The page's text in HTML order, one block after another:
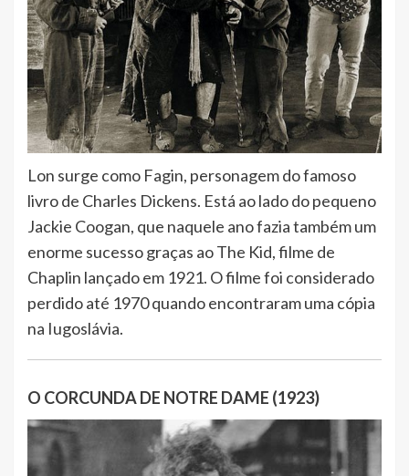
Lon surge como Fagin, personagem do famoso
livro de Charles Dickens. Está ao lado do pequeno
Jackie Coogan, que naquele ano fazia também um
enorme sucesso graças ao The Kid, filme de
Chaplin lançado em 1921. O filme foi considerado
perdido até 1970 quando encontraram uma cópia
na Iugoslávia.
O CORCUNDA DE NOTRE DAME (1923)